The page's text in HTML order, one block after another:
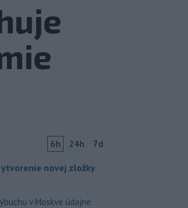
6h 24h 7d
novej zložky
v Moskve údajne